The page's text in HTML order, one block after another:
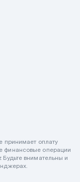
принимает оплату
финансовые операции
внимательны и